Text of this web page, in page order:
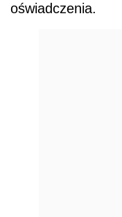
oświadczenia.